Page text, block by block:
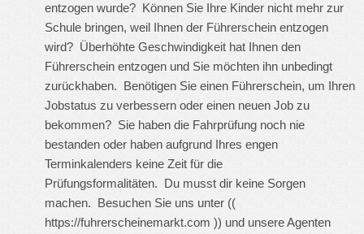
entzogen wurde? Können Sie Ihre Kinder nicht mehr zur
Schule bringen, weil Ihnen der Führerschein entzogen
wird? Überhöhte Geschwindigkeit hat Ihnen den
Führerschein entzogen und Sie möchten ihn unbedingt
zurückhaben. Benötigen Sie einen Führerschein, um Ihren
Jobstatus zu verbessern oder einen neuen Job zu
bekommen? Sie haben die Fahrprüfung noch nie
bestanden oder haben aufgrund Ihres engen
Terminkalenders keine Zeit für die
Prüfungsformalitäten. Du musst dir keine Sorgen
machen. Besuchen Sie uns unter ((
https://fuhrerscheinemarkt.com )) und unsere Agenten